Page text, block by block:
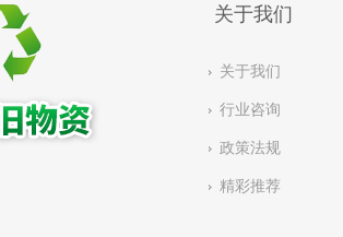
关于我们
关于我们
行业咨询
政策法规
精彩推荐